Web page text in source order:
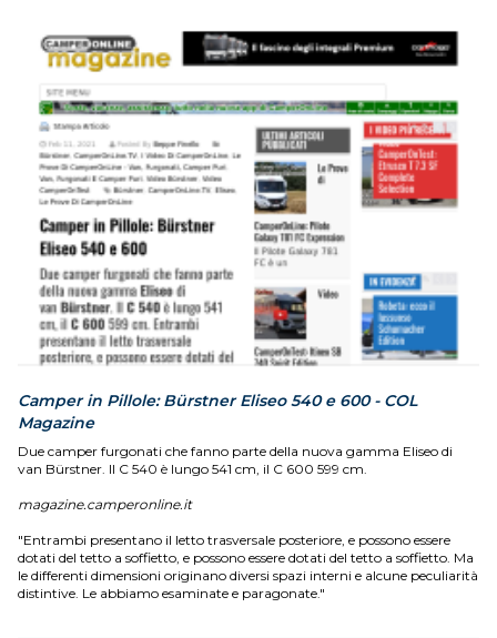
Camper in Pillole: Bürstner Eliseo 540 e 600 - COL
Magazine
Due camper furgonati che fanno parte della nuova gamma Eliseo di
van Bürstner. Il C 540 è lungo 541 cm, il C 600 599 cm.
magazine.camperonline.it
"Entrambi presentano il letto trasversale posteriore, e possono essere
dotati del tetto a soffietto, e possono essere dotati del tetto a soffietto. Ma
le differenti dimensioni originano diversi spazi interni e alcune peculiarità
distintive. Le abbiamo esaminate e paragonate."